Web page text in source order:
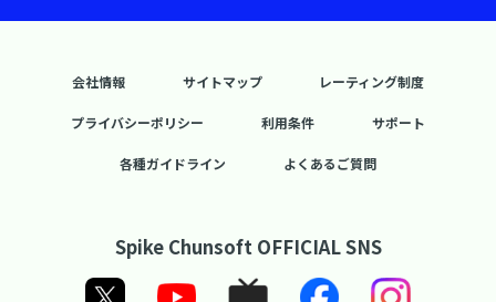
会社情報 サイトマップ レーティング制度
プライバシーポリシー 利用条件 サポート
各種ガイドライン よくあるご質問
Spike Chunsoft OFFICIAL SNS